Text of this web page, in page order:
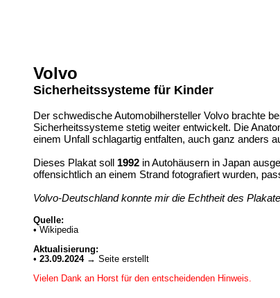
Volvo
Sicherheitssysteme für Kinder
Der schwedische Automobilhersteller Volvo brachte
Sicherheitssysteme stetig weiter entwickelt. Die
einem Unfall schlagartig entfalten, auch ganz anders
Dieses Plakat soll 1992 in Autohäusern in Japan
offensichtlich an einem Strand fotografiert wurden,
Volvo-Deutschland konnte mir die Echtheit des
Quelle:
• Wikipedia
Aktualisierung:
• 23.09.2024→ Seite erstellt
Vielen Dank an Horst für den entscheidenden Hinweis.